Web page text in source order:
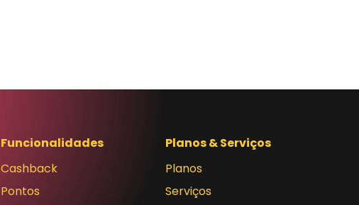
Funcionalidades
Cashback
Pontos
Planos & Serviços
Planos
Serviços